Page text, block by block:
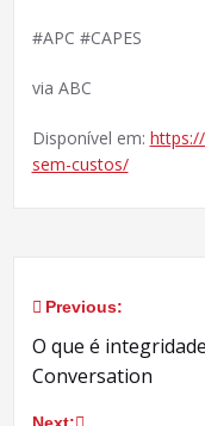
#APC #CAPES
via ABC
Disponível em:
sem-custos/
Navegação
de
Post
Previous:
O que é
Conversation